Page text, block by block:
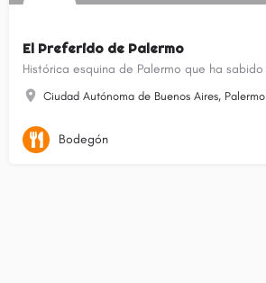
El Preferido de Palermo
Ciudad Autónoma de Buenos Aires, Palermo
Bodegón